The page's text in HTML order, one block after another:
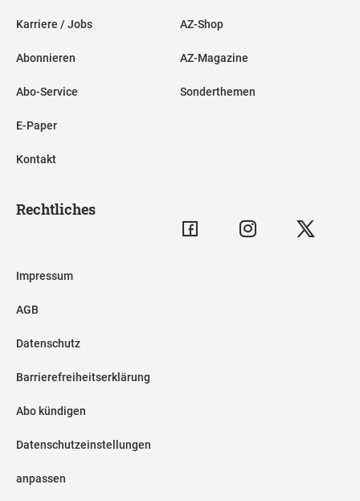
Karriere / Jobs
Abonnieren
Abo-Service
E-Paper
Kontakt
AZ-Shop
AZ-Magazine
Sonderthemen
Rechtliches
Impressum
AGB
Datenschutz
Barrierefreiheitserklärung
Abo kündigen
Datenschutzeinstellungen
anpassen